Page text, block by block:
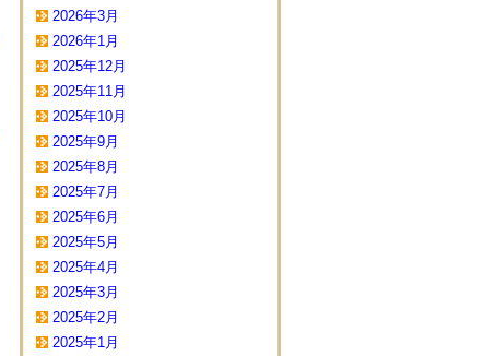
2026年3月
2026年1月
2025年12月
2025年11月
2025年10月
2025年9月
2025年8月
2025年7月
2025年6月
2025年5月
2025年4月
2025年3月
2025年2月
2025年1月